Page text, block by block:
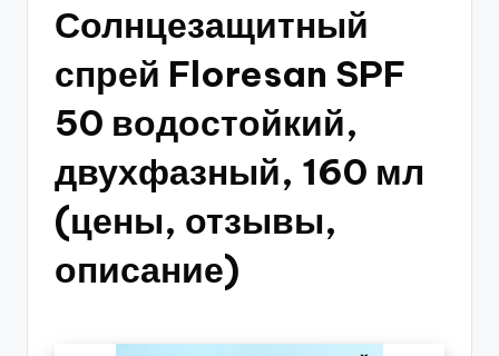
Солнцезащитный
спрей Floresan SPF
50 водостойкий,
двухфазный, 160 мл
(цены, отзывы,
описание)